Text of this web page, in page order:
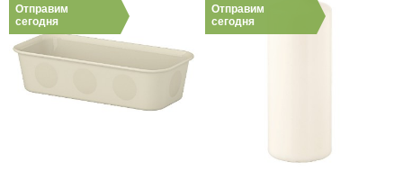
Отправим
сегодня
Отправим
сегодня